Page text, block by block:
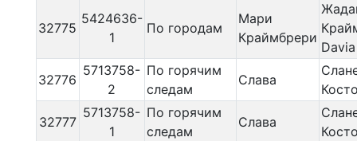
32775
5424636-
1
По городам
Мари
Краймбрери
Davia
32776
5713758-
2
По горячим
следам
Слава
32777
5713758-
1
По горячим
следам
Слава